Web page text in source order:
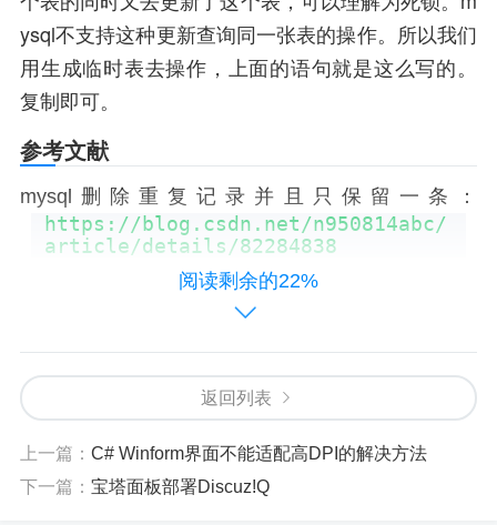
ysql不支持这种更新查询同一张表的操作。所以我们
用生成临时表去操作，上面的语句就是这么写的。
复制即可。
参考文献
mysql删除重复记录并且只保留一条：
https://blog.csdn.net/n950814abc/
article/details/82284838
中删除重复行（保留一行）：
rticle/details/8631264
来自：https://cloud.tencent.com/developer/article/1
595715
阅读剩余的22%
返回列表
上一篇： C# Winform界面不能适配高DPI的解决方法
下一篇： 宝塔面板部署Discuz!Q